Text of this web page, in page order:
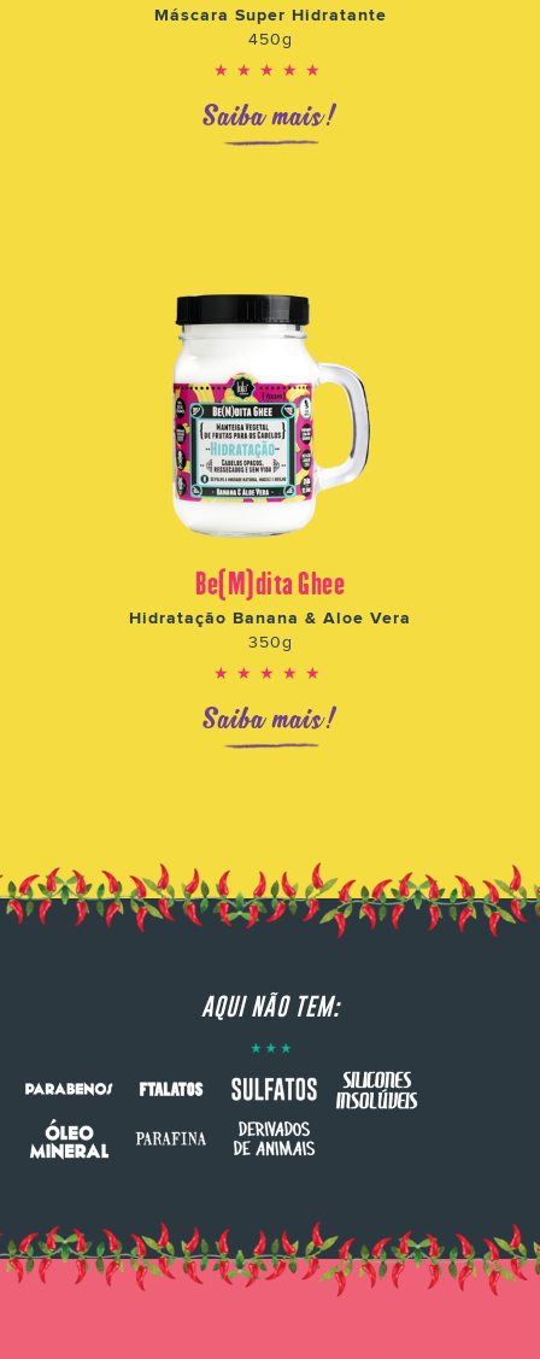
Máscara Super Hidratante
450g
★★★★★
Saiba mais!
Be(M)dita Ghee
Hidratação Banana & Aloe Vera
350g
★★★★★
Saiba mais!
AQUI NÃO TEM: